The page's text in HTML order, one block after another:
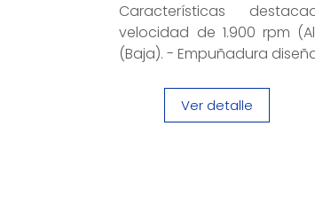
Características
velocidad de 1.900 rpm
(Baja). - Empuñadura
Ver detalle